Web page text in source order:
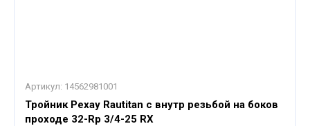
Артикул: 14562981001
Тройник Рехау Rautitan с внутр резьбой на боков
проходе 32-Rp 3/4-25 RX